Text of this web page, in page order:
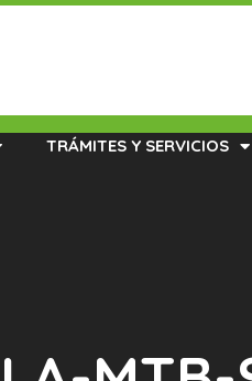
TRÁMITES Y SERVICIOS